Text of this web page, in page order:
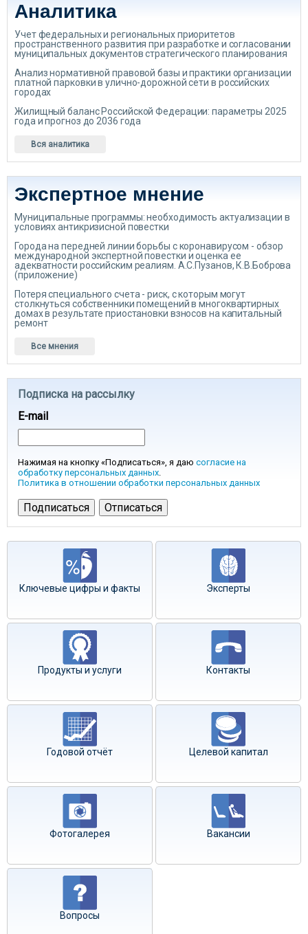
Аналитика
Учет федеральных и региональных приоритетов
пространственного развития при разработке и согласовании
муниципальных документов стратегического планирования
Анализ нормативной правовой базы и практики организации
платной парковки в улично-дорожной сети в российских
городах
Жилищный баланс Российской Федерации: параметры 2025
года и прогноз до 2036 года
Вся аналитика
Экспертное мнение
Муниципальные программы: необходимость актуализации в
условиях антикризисной повестки
Города на передней линии борьбы с коронавирусом - обзор
международной экспертной повестки и оценка ее
адекватности российским реалиям. А.С.Пузанов, К.В.Боброва
(приложение)
Потеря специального счета - риск, с которым могут
столкнуться собственники помещений в многоквартирных
домах в результате приостановки взносов на капитальный
ремонт
Все мнения
Подписка на рассылку
E-mail
Нажимая на кнопку «Подписаться», я даю согласие на
обработку персональных данных.
Политика в отношении обработки персональных данных
Ключевые цифры и факты Эксперты
Продукты и услуги Контакты
Годовой отчёт Целевой капитал
Фотогалерея Вакансии
Вопросы